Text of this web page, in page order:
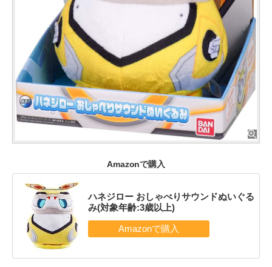
Amazonで購入
ハネジロー おしゃべりサウンドぬいぐる
み(対象年齢:3歳以上)